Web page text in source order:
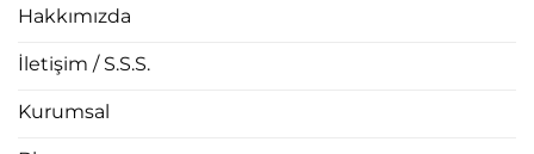
Hakkımızda
İletişim / S.S.S.
Kurumsal